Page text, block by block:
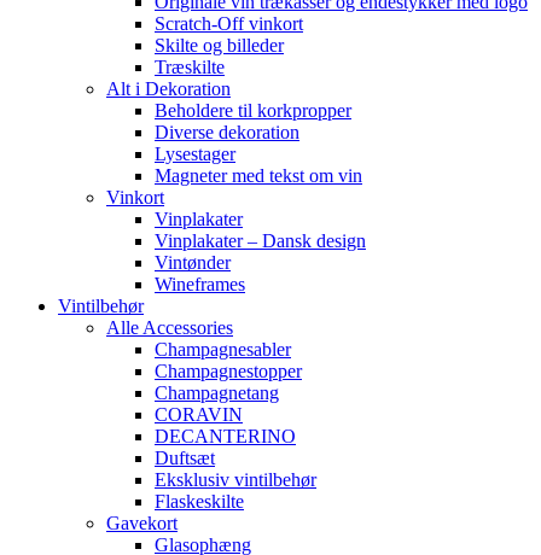
Scratch-Off vinkort
Skilte og billeder
Træskilte
Alt i Dekoration
Beholdere til korkpropper
Diverse dekoration
Lysestager
Magneter med tekst om vin
Vinkort
Vinplakater
Vinplakater – Dansk design
Vintønder
Wineframes
Vintilbehør
Alle Accessories
Champagnesabler
Champagnestopper
Champagnetang
CORAVIN
DECANTERINO
Duftsæt
Eksklusiv vintilbehør
Flaskeskilte
Gavekort
Glasophæng